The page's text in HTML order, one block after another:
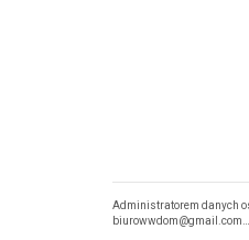
Administratorem danych
biurowwdom@gmail.com…